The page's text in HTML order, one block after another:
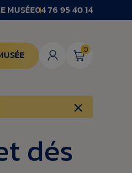
MUSÉE04 76 95 40 14
0
dés